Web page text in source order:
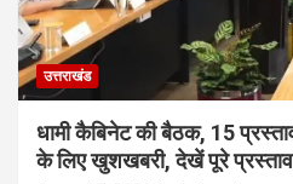
उत्तराखंड
धामी कैबिनेट की बैठक, 15
के लिए खुशखबरी, देखें पूरे प्रस्ताव